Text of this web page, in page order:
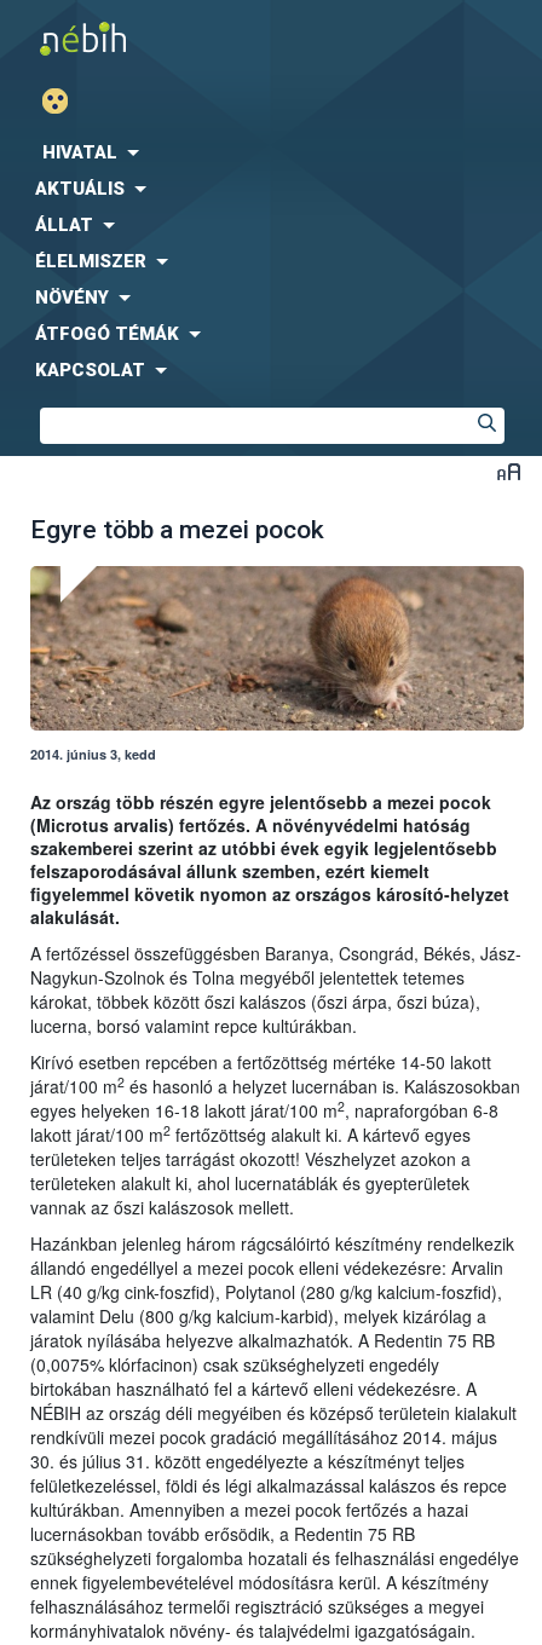
HIVATAL
AKTUÁLIS
ÁLLAT
ÉLELMISZER
NÖVÉNY
ÁTFOGÓ TÉMÁK
KAPCSOLAT
Egyre több a mezei pocok
2014. június 3, kedd
Az ország több részén egyre jelentősebb a mezei pocok
(Microtus arvalis) fertőzés. A növényvédelmi hatóság
szakemberei szerint az utóbbi évek egyik legjelentősebb
felszaporodásával állunk szemben, ezért kiemelt
figyelemmel követik nyomon az országos károsító-helyzet
alakulását.
A fertőzéssel összefüggésben Baranya, Csongrád, Békés, Jász-
Nagykun-Szolnok és Tolna megyéből jelentettek tetemes
károkat, többek között őszi kalászos (őszi árpa, őszi búza),
lucerna, borsó valamint repce kultúrákban.
Kirívó esetben repcében a fertőzöttség mértéke 14-50 lakott
járat/100 m2 és hasonló a helyzet lucernában is. Kalászosokban
egyes helyeken 16-18 lakott járat/100 m2, napraforgóban 6-8
lakott járat/100 m2 fertőzöttség alakult ki. A kártevő egyes
területeken teljes tarrágást okozott! Vészhelyzet azokon a
területeken alakult ki, ahol lucernatáblák és gyepterületek
vannak az őszi kalászosok mellett.
Hazánkban jelenleg három rágcsálóirtó készítmény rendelkezik
állandó engedéllyel a mezei pocok elleni védekezésre: Arvalin
LR (40 g/kg cink-foszfid), Polytanol (280 g/kg kalcium-foszfid),
valamint Delu (800 g/kg kalcium-karbid), melyek kizárólag a
járatok nyílásába helyezve alkalmazhatók. A Redentin 75 RB
(0,0075% klórfacinon) csak szükséghelyzeti engedély
birtokában használható fel a kártevő elleni védekezésre. A
NÉBIH az ország déli megyéiben és középső területein kialakult
rendkívüli mezei pocok gradáció megállításához 2014. május
30. és július 31. között engedélyezte a készítményt teljes
felületkezeléssel, földi és légi alkalmazással kalászos és repce
kultúrákban. Amennyiben a mezei pocok fertőzés a hazai
lucernásokban tovább erősödik, a Redentin 75 RB
szükséghelyzeti forgalomba hozatali és felhasználási engedélye
ennek figyelembevételével módosításra kerül. A készítmény
felhasználásához termelői regisztráció szükséges a megyei
kormányhivatalok növény- és talajvédelmi igazgatóságain.